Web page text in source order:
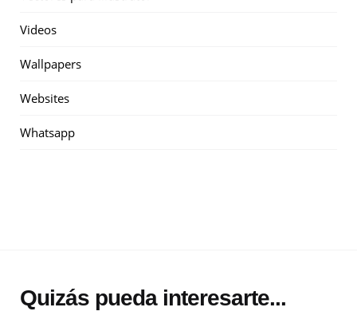
Videos
Wallpapers
Websites
Whatsapp
Quizás pueda interesarte...